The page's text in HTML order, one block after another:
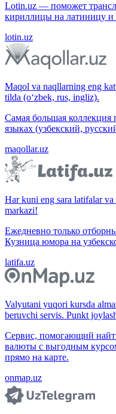
Lotin.uz — поможет
кириллицы на латиницу и
lotin.uz
Maqol va naqllarning eng
tilda (o‘zbek, rus, ingliz).
Самая большая коллекция
языках (узбекский,
maqollar.uz
Har kuni eng sara latifalar
markazi!
Ежедневно только
Кузница юмора на
latifa.uz
Valyutani yuqori kursda
beruvchi servis. Punkt
Сервис, помогающий
валюты с выгодным
прямо на карте.
onmap.uz